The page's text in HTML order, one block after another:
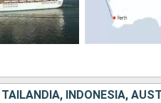
INDONESIA,